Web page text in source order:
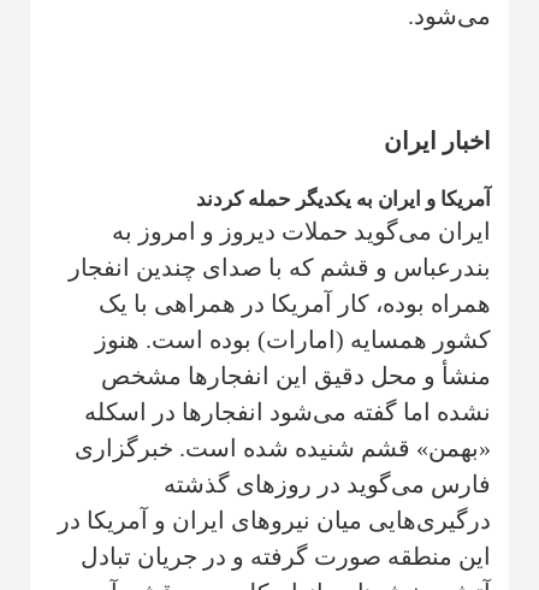
می‌شود.
اخبار ایران
آمریکا و ایران به یکدیگر حمله کردند
ایران می‌گوید حملات دیروز و امروز به
بندرعباس و قشم که با صدای چندین انفجار
همراه بوده، کار آمریکا در همراهی با یک
کشور همسایه (امارات) بوده است. هنوز
منشأ و محل دقیق این انفجارها مشخص
نشده اما گفته می‌شود انفجارها در اسکله
«بهمن» قشم شنیده شده است. خبرگزاری
فارس می‌گوید در روزهای گذشته
درگیری‌هایی میان نیروهای ایران و آمریکا در
این منطقه صورت گرفته و در جریان تبادل